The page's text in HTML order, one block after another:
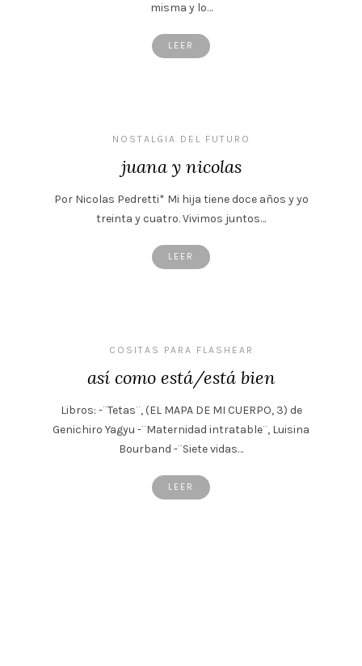
misma y lo…
LEER
NOSTALGIA DEL FUTURO
juana y nicolas
Por Nicolas Pedretti* Mi hija tiene doce años y yo
treinta y cuatro. Vivimos juntos…
LEER
COSITAS PARA FLASHEAR
así como está/está bien
Libros: -¨Tetas¨, (EL MAPA DE MI CUERPO, 3) de
Genichiro Yagyu -¨Maternidad intratable¨, Luisina
Bourband -¨Siete vidas…
LEER